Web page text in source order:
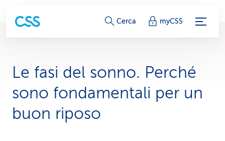
c
e
Cerca myCSS
Le fasi del sonno. Perché
sono fondamentali per un
buon riposo